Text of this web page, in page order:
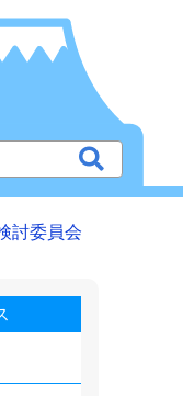
討委員会